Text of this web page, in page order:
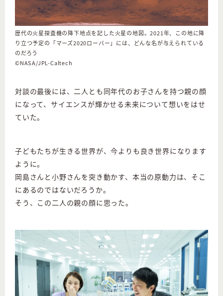
歴代の火星探査機の降下地点を記した火星の地図。2021年、この地に降
り立つ予定の「マーズ2020ローバー」には、どんな名が与えられている
のだろう
©NASA/JPL-Caltech
対談の最後には、二人とも同年代のお子さんを持つ親の顔
になって、サイエンスが輝かせる未来について想いをはせ
ていた。
子どもたちが生きる世界が、今よりも良き世界になります
ように。
岡島さんと小野さんを突き動かす、本当の原動力は、そこ
にあるのではないだろうか。
そう、この二人の親の顔に思った。